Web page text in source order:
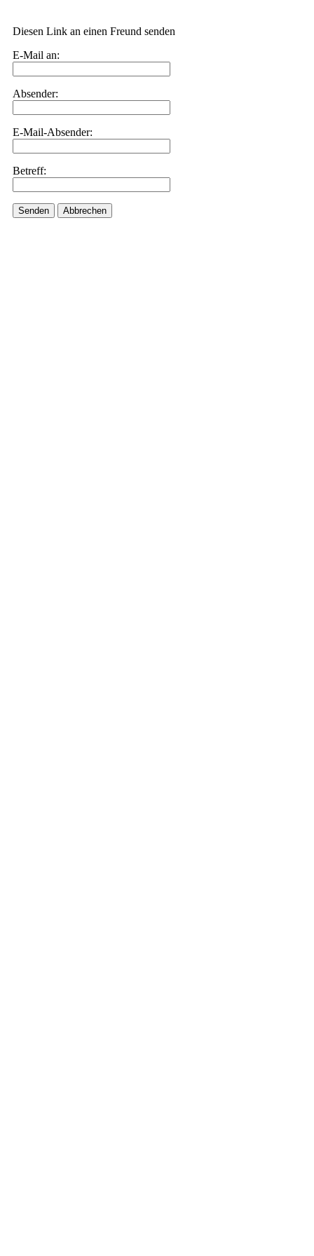
Diesen Link an einen Freund senden
E-Mail an:
Absender:
E-Mail-Absender:
Betreff:
Senden Abbrechen